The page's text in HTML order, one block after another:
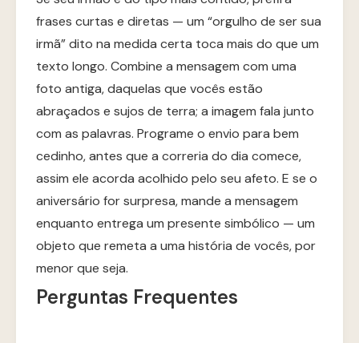
frases curtas e diretas — um “orgulho de ser sua
irmã” dito na medida certa toca mais do que um
texto longo. Combine a mensagem com uma
foto antiga, daquelas que vocês estão
abraçados e sujos de terra; a imagem fala junto
com as palavras. Programe o envio para bem
cedinho, antes que a correria do dia comece,
assim ele acorda acolhido pelo seu afeto. E se o
aniversário for surpresa, mande a mensagem
enquanto entrega um presente simbólico — um
objeto que remeta a uma história de vocês, por
menor que seja.
Perguntas Frequentes